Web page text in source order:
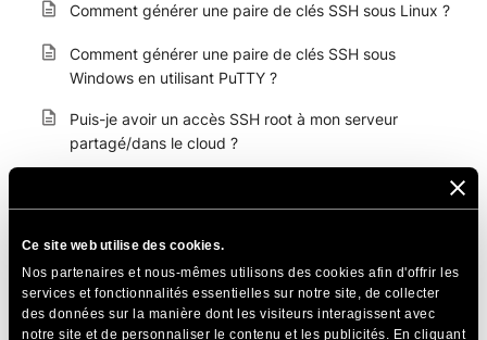
Ce site web utilise des cookies.
Nos partenaires et nous-mêmes utilisons des cookies afin d'offrir les
services et fonctionnalités essentielles sur notre site, de collecter
des données sur la manière dont les visiteurs interagissent avec
notre site et de personnaliser le contenu et les publicités. En cliquant
Comment générer une paire de clés SSH sous Linux ?
Comment générer une paire de clés SSH sous
Windows en utilisant PuTTY ?
Puis-je avoir un accès SSH root à mon serveur
partagé/dans le cloud ?
Erreur « Connexion expirée » lors de la connexion via
SSH
Comment corriger l’erreur SSH « Connexion